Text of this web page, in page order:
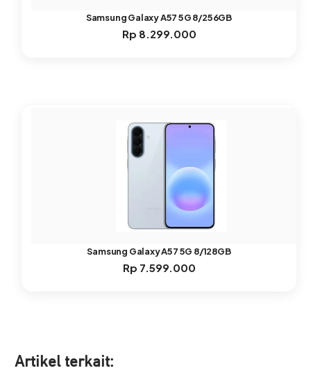
Samsung Galaxy A57 5G 8/256GB
Rp 8.299.000
Samsung Galaxy A57 5G 8/128GB
Rp 7.599.000
Artikel terkait: